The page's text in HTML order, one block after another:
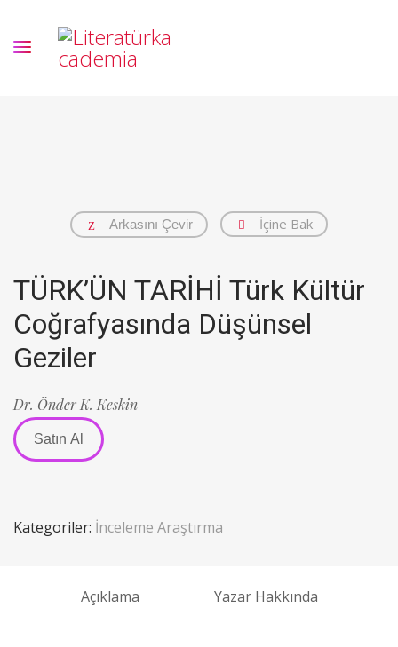
Arkasını Çevir İçine Bak
TÜRK’ÜN TARİHİ Türk Kültür
Coğrafyasında Düşünsel
Geziler
Dr. Önder K. Keskin
Satın Al
Kategoriler: İnceleme Araştırma
Açıklama Yazar Hakkında